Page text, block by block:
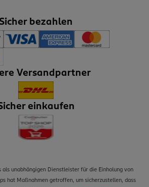
Sicher bezahlen
Versandpartner
einkaufen
als unabhängigen Dienstleister für die Einholung von
hat Maßnahmen getroffen, um sicherzustellen, dass